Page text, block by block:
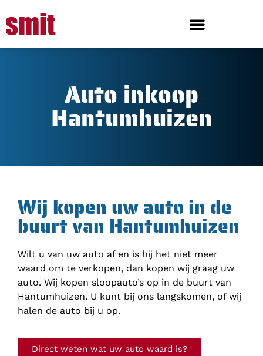
Auto inkoop
Hantumhuizen
Wij kopen uw auto in de
buurt van Hantumhuizen
Wilt u van uw auto af en is hij het niet meer
waard om te verkopen, dan kopen wij graag uw
auto. Wij kopen sloopauto’s op in de buurt van
Hantumhuizen. U kunt bij ons langskomen, of wij
halen de auto bij u op.
Direct weten wat uw auto waard is?